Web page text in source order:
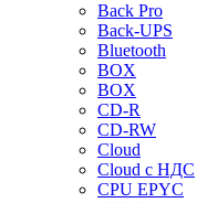
Back Pro
Back-UPS
Bluetooth
BOX
BOX
CD-R
CD-RW
Cloud
Cloud с НДС
CPU EPYC